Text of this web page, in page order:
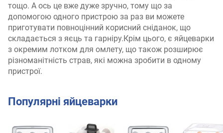
тощо. А ось це вже дуже зручно, тому що за
допомогою одного пристрою за раз ви можете
приготувати повноцінний корисний сніданок, що
складається з яєць та гарніру.Крім цього, є яйцеварки
з окремим лотком для омлету, що також розширює
різноманітність страв, які можна зробити в одному
пристрої.
Популярні яйцеварки